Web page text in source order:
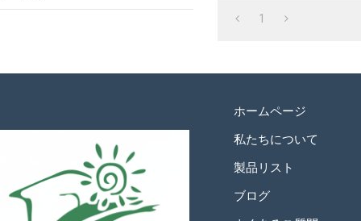
1
ホームページ
私たちについて
製品リスト
ブログ